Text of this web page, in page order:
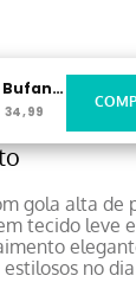
Blusa Jovem Manga Bufante Preta
34,99
gola alta de
tecido leve
no